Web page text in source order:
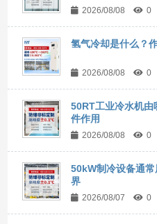
2026/08/08 0
氢气冷却是什么？
2026/08/08 0
50RT工业冷水机由
件作用
2026/08/08 0
50kW制冷设备通
界
2026/08/07 0